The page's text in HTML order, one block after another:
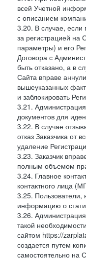
всей Учетной
с описанием
3.20. В случае,
за регистрацией на
параметры) и его
Договора с
быть отказано, а в
Сайта вправе
вышеуказанных
и заблокировать
3.21.
документов для
3.22. В случае
отказ Заказчика от
удаление
3.23. Заказчик
полным объемом
3.24. Главное
контактного лица
3.25. Пользователи,
информацию о
3.26.
такой
сайтом https://
создается путем
самостоятельно на